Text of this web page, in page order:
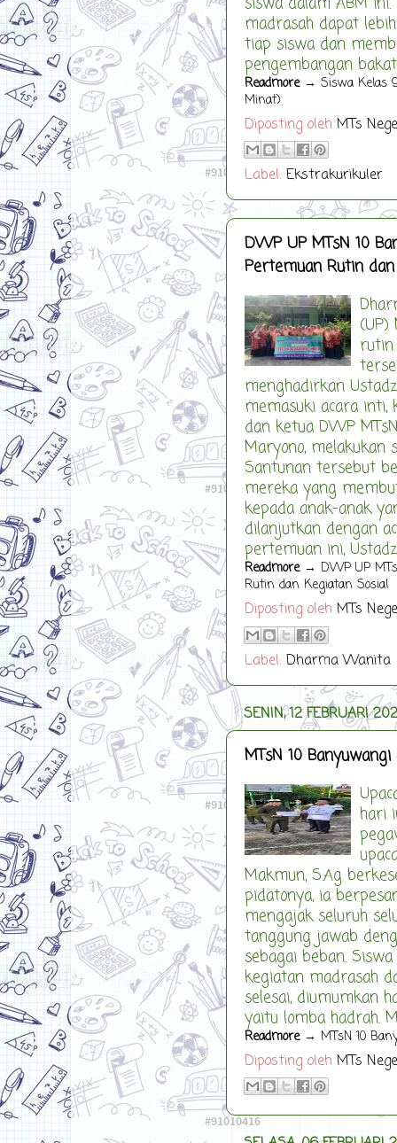
madrasah dapat
tiap siswa dan
pengembangan
Readmore→ Siswa Kelas 9
Minat)
Diposting oleh MTs
Label: Ekstrakurikuler
DWP UP MTsN 10
Pertemuan Rutin
(UP)
rutin
menghadirkan
memasuki acara inti,
dan ketua DWP
Maryono, melakukan
Santunan tersebut
mereka yang
kepada anak-anak
dilanjutkan dengan
pertemuan ini,
Readmore→ DWP UP
Rutin dan Kegiatan Sosial
Diposting oleh MTs
Label: Dharma Wanita
SENIN, 12 FEBRUARI
MTsN 10
hari
Makmun, S.Ag
pidatonya, ia
mengajak seluruh
tanggung jawab
sebagai beban.
kegiatan madrasah
selesai, diumumkan
yaitu lomba hadrah.
Readmore→ MTsN 10
Diposting oleh MTs